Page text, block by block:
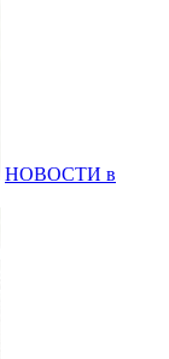
НОВОСТИ в